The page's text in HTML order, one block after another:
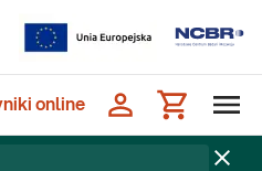
online